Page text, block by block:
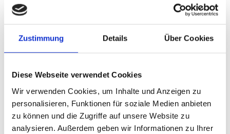
Zustimmung Details Über Cookies
Diese Webseite verwendet Cookies
Wir verwenden Cookies, um Inhalte und Anzeigen zu
personalisieren, Funktionen für soziale Medien anbieten
zu können und die Zugriffe auf unsere Website zu
analysieren. Außerdem geben wir Informationen zu Ihrer
Berufliche Qualifikationen
Pneumologie
Klinik für Innere Medizin 3, Schwerpunkt
Pneumologie (Lungenheilkunde)